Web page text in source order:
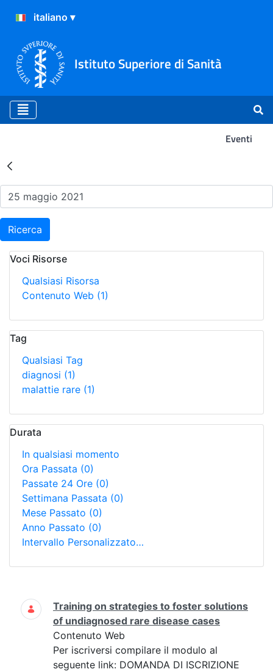
Istituto Superiore di Sanità
Eventi
Risultati della Ricerca -
Ricerca
Voci Risorse
Qualsiasi Risorsa
Contenuto Web (1)
Tag
Qualsiasi Tag
diagnosi (1)
malattie rare (1)
Durata
In qualsiasi momento
Ora Passata (0)
Passate 24 Ore (0)
Settimana Passata (0)
Mese Passato (0)
Anno Passato (0)
Intervallo Personalizzato…
Ricerca
Training on strategies to foster solutions
of undiagnosed rare disease cases
Contenuto Web
Per iscriversi compilare il modulo al
seguente link: DOMANDA DI ISCRIZIONE